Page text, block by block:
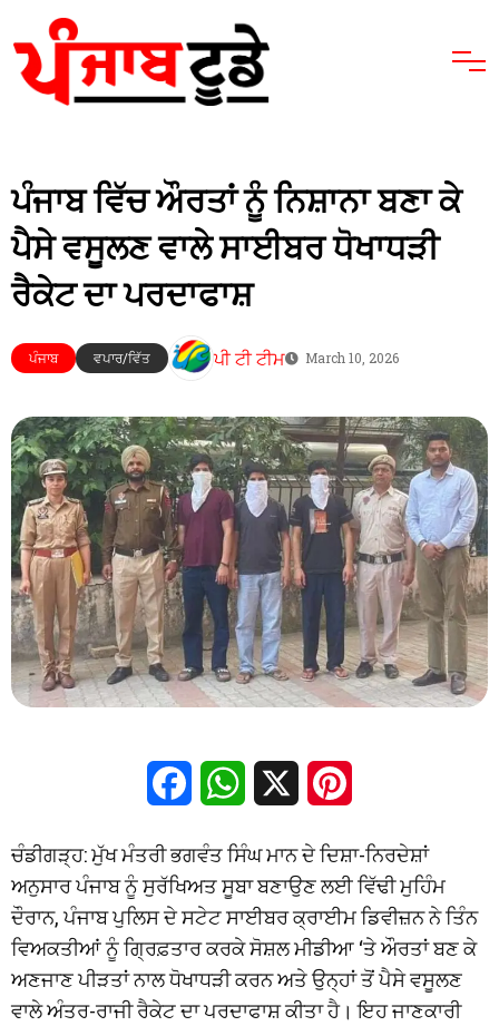
ਪੰਜਾਬ ਵਿੱਚ ਔਰਤਾਂ ਨੂੰ ਨਿਸ਼ਾਨਾ ਬਣਾ ਕੇ
ਪੈਸੇ ਵਸੂਲਣ ਵਾਲੇ ਸਾਈਬਰ ਧੋਖਾਧੜੀ
ਰੈਕੇਟ ਦਾ ਪਰਦਾਫਾਸ਼
ਪੰਜਾਬ ਵਪਾਰ/ਵਿੱਤ ਪੀ ਟੀ ਟੀਮ March 10, 2026
FacebookWhatsApp
ਚੰਡੀਗੜ੍ਹ: ਮੁੱਖ ਮੰਤਰੀ ਭਗਵੰਤ ਸਿੰਘ ਮਾਨ ਦੇ ਦਿਸ਼ਾ-ਨਿਰਦੇਸ਼ਾਂ
ਅਨੁਸਾਰ ਪੰਜਾਬ ਨੂੰ ਸੁਰੱਖਿਅਤ ਸੂਬਾ ਬਣਾਉਣ ਲਈ ਵਿੱਢੀ ਮੁਹਿੰਮ
ਦੌਰਾਨ, ਪੰਜਾਬ ਪੁਲਿਸ ਦੇ ਸਟੇਟ ਸਾਈਬਰ ਕ੍ਰਾਈਮ ਡਿਵੀਜ਼ਨ ਨੇ ਤਿੰਨ
ਵਿਅਕਤੀਆਂ ਨੂੰ ਗ੍ਰਿਫ਼ਤਾਰ ਕਰਕੇ ਸੋਸ਼ਲ ਮੀਡੀਆ ‘ਤੇ ਔਰਤਾਂ ਬਣ ਕੇ
ਅਣਜਾਣ ਪੀੜਤਾਂ ਨਾਲ ਧੋਖਾਧੜੀ ਕਰਨ ਅਤੇ ਉਨ੍ਹਾਂ ਤੋਂ ਪੈਸੇ ਵਸੂਲਣ
ਵਾਲੇ ਅੰਤਰ-ਰਾਜੀ ਰੈਕੇਟ ਦਾ ਪਰਦਾਫਾਸ਼ ਕੀਤਾ ਹੈ। ਇਹ ਜਾਣਕਾਰੀ